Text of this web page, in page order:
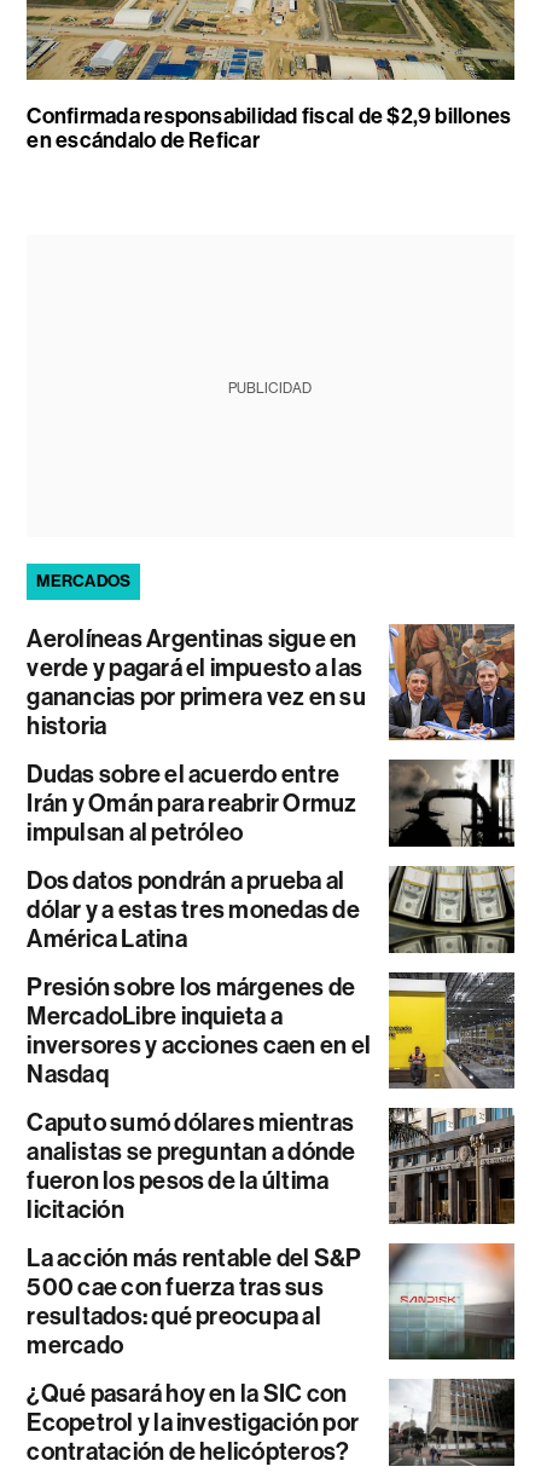
Confirmada responsabilidad fiscal de $2,9 billones
en escándalo de Reficar
PUBLICIDAD
MERCADOS
Aerolíneas Argentinas sigue en
verde y pagará el impuesto a las
ganancias por primera vez en su
historia
Dudas sobre el acuerdo entre
Irán y Omán para reabrir Ormuz
impulsan al petróleo
Dos datos pondrán a prueba al
dólar y a estas tres monedas de
América Latina
Presión sobre los márgenes de
MercadoLibre inquieta a
inversores y acciones caen en el
Nasdaq
Caputo sumó dólares mientras
analistas se preguntan a dónde
fueron los pesos de la última
licitación
La acción más rentable del S&P
500 cae con fuerza tras sus
resultados: qué preocupa al
mercado
¿Qué pasará hoy en la SIC con
Ecopetrol y la investigación por
contratación de helicópteros?